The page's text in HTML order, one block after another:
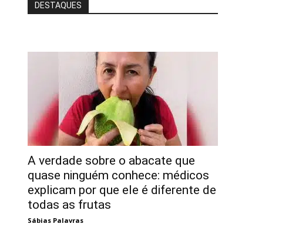
DESTAQUES
A verdade sobre o abacate que
quase ninguém conhece: médicos
explicam por que ele é diferente de
todas as frutas
Sábias Palavras